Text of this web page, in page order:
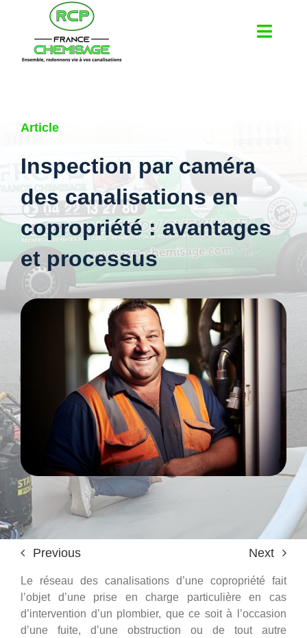
contenu
Nos services
Chemisage de canalisation
Réparation de canalisation
Entretien de canalisation
Inspection vidéo de canalisation
Travaux de plomberie
Nos actualités
Nos réalisations
Consultation gratuite
Article
Inspection par caméra
des canalisations en
copropriété : avantages
et processus
Previous Next
Le réseau des canalisations d’une copropriété fait
l’objet d’une prise en charge particulière en cas
d’intervention d’un plombier, que ce soit à l’occasion
d’une fuite, d’une obstruction ou de tout autre